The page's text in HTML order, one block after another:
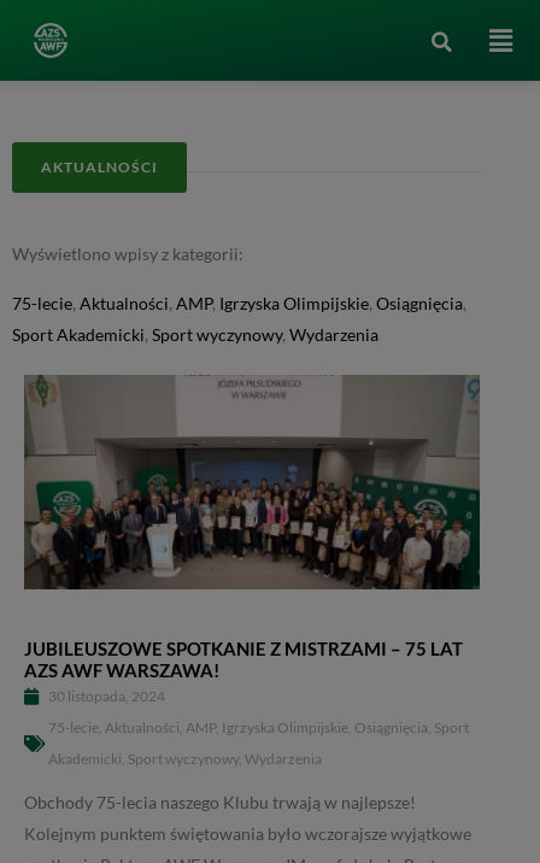
AKTUALNOŚCI
Wyświetlono wpisy z kategorii:
75-lecie, Aktualności, AMP, Igrzyska Olimpijskie, Osiągnięcia,
Sport Akademicki, Sport wyczynowy, Wydarzenia
JUBILEUSZOWE SPOTKANIE Z MISTRZAMI – 75 LAT
AZS AWF WARSZAWA!
30 listopada, 2024
75-lecie Aktualności AMP, Igrzyska Olimpijskie Osiągnięcia Sport
Akademicki Sport wyczynowy, Wydarzenia
Obchody 75-lecia naszego Klubu trwają w najlepsze!
Kolejnym punktem świętowania było wczorajsze wyjątkowe